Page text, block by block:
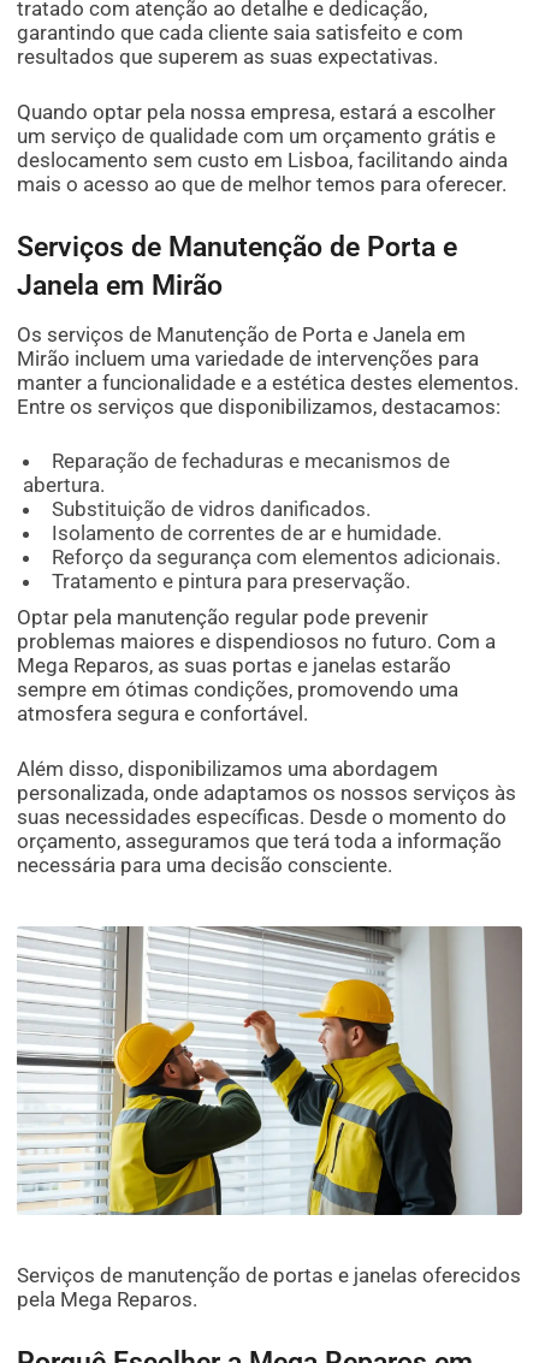
tratado com atenção ao detalhe e dedicação,
garantindo que cada cliente saia satisfeito e com
resultados que superem as suas expectativas.
Quando optar pela nossa empresa, estará a escolher
um serviço de qualidade com um orçamento grátis e
deslocamento sem custo em Lisboa, facilitando ainda
mais o acesso ao que de melhor temos para oferecer.
Serviços de Manutenção de Porta e
Janela em Mirão
Os serviços de Manutenção de Porta e Janela em
Mirão incluem uma variedade de intervenções para
manter a funcionalidade e a estética destes elementos.
Entre os serviços que disponibilizamos, destacamos:
Reparação de fechaduras e mecanismos de
abertura.
Substituição de vidros danificados.
Isolamento de correntes de ar e humidade.
Reforço da segurança com elementos adicionais.
Tratamento e pintura para preservação.
Optar pela manutenção regular pode prevenir
problemas maiores e dispendiosos no futuro. Com a
Mega Reparos, as suas portas e janelas estarão
sempre em ótimas condições, promovendo uma
atmosfera segura e confortável.
Além disso, disponibilizamos uma abordagem
personalizada, onde adaptamos os nossos serviços às
suas necessidades específicas. Desde o momento do
orçamento, asseguramos que terá toda a informação
necessária para uma decisão consciente.
Serviços de manutenção de portas e janelas oferecidos
pela Mega Reparos.